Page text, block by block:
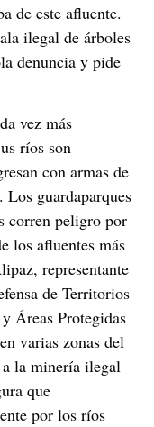
de este afluente.
ilegal de árboles
denuncia y pide
vez más
ríos son
con armas de
Los guardaparques
corren peligro por
los afluentes más
representante
de Territorios
Áreas Protegidas
varias zonas del
la minería ilegal
que
por los ríos